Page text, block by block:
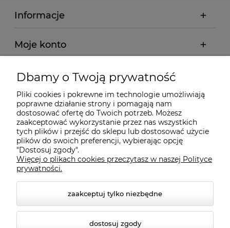
Informacje
Moje konto
Płatności i dostawa
Wybrane Kategorie
Wybrane Marki
Wiedza o BHP
Dbamy o Twoją prywatność
Pliki cookies i pokrewne im technologie umożliwiają
poprawne działanie strony i pomagają nam
dostosować ofertę do Twoich potrzeb. Możesz
zaakceptować wykorzystanie przez nas wszystkich
tych plików i przejść do sklepu lub dostosować użycie
plików do swoich preferencji, wybierając opcję
"Dostosuj zgody".
Więcej o plikach cookies przeczytasz w naszej Polityce
prywatności.
zaakceptuj tylko niezbędne
dostosuj zgody